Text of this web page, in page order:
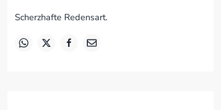
Scherzhafte Redensart.